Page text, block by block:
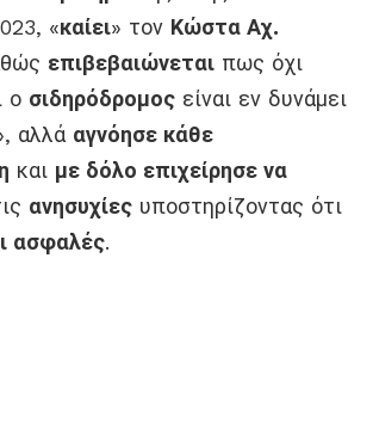
«καίει» τον Κώστα Αχ.
επιβεβαιώνεται πως όχι
ο σιδηρόδρομος είναι εν δυνάμει
αλλά αγνόησε κάθε
και με δόλο επιχείρησε να
ανησυχίες υποστηρίζοντας ότι
ασφαλές.